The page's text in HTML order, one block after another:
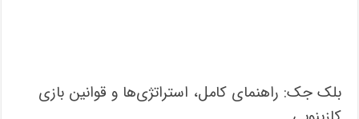
بلک جک: راهنمای کامل، استراتژی‌ها و قوانین بازی